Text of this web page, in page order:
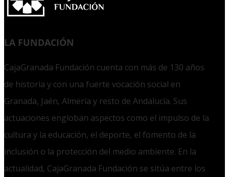
LA FUNDACIÓN
CajaGranada Fundación cuenta con más de 130 años
de historia y con una fuerte vocación social en
Granada, Jaén, Almería y resto de Andalucía. Sus
actuaciones engloban aspectos como el impulso de la
cultura y la educación, el deporte, el fomento de la
inclusión o la protección del medio ambiente. En la
actualidad, CajaGranada Fundación se sitúa entre los